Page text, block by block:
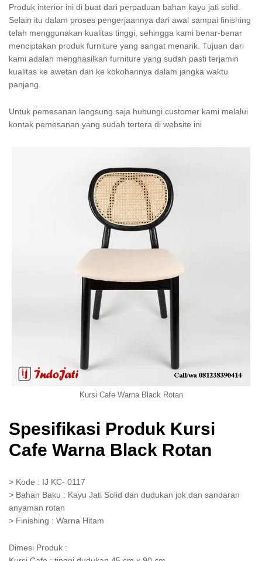
Produk interior ini di buat dari perpaduan bahan kayu jati solid.
Selain itu dalam proses pengerjaannya dari awal sampai finishing
telah menggunakan kualitas tinggi, sehingga kami benar-benar
menciptakan produk furniture yang sangat menarik. Tujuan dari
kami adalah menghasilkan furniture yang sudah pasti terjamin
kualitas ke awetan dan ke kokohannya dalam jangka waktu
panjang.
Untuk pemesanan langsung saja hubungi customer kami melalui
kontak pemesanan yang sudah tertera di website ini
Kursi Cafe Warna Black Rotan
Spesifikasi Produk Kursi
Cafe Warna Black Rotan
> Kode : IJ KC- 0117
> Bahan Baku : Kayu Jati Solid dan dudukan jok dan sandaran
anyaman rotan
> Finishing : Warna Hitam
Dimesi Produk :